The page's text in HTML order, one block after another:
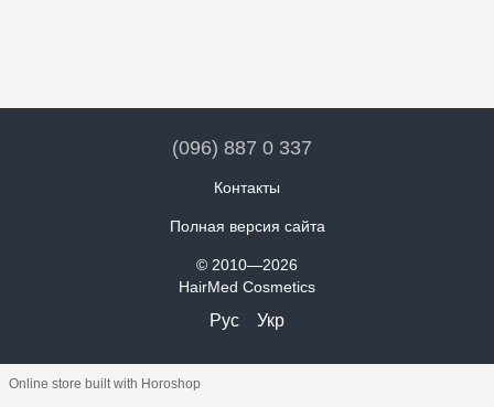
(096) 887 0 337
Контакты
Полная версия сайта
© 2010—2026
HairMed Cosmetics
Рус Укр
Online store built with Horoshop